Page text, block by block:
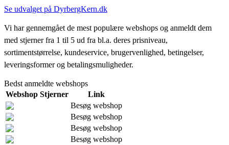
Se udvalget på DyrbergKern.dk
Vi har gennemgået de mest populære webshops og anmeldt dem
med stjerner fra 1 til 5 ud fra bl.a. deres prisniveau,
sortimentstørrelse, kundeservice, brugervenlighed, betingelser,
leveringsformer og betalingsmuligheder.
Bedst anmeldte webshops
Webshop Stjerner
Link
Besøg webshop
Besøg webshop
Besøg webshop
Besøg webshop